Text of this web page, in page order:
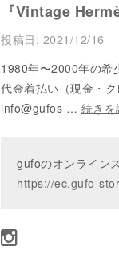
『Vintage
投稿日: 2021/12/16
1980年〜2000年の希
代金着払い（現金・
info@gufos … 続き
gufoのオンライン
https://ec.gufo-